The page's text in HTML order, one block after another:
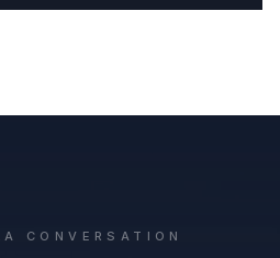
CONVERSATION